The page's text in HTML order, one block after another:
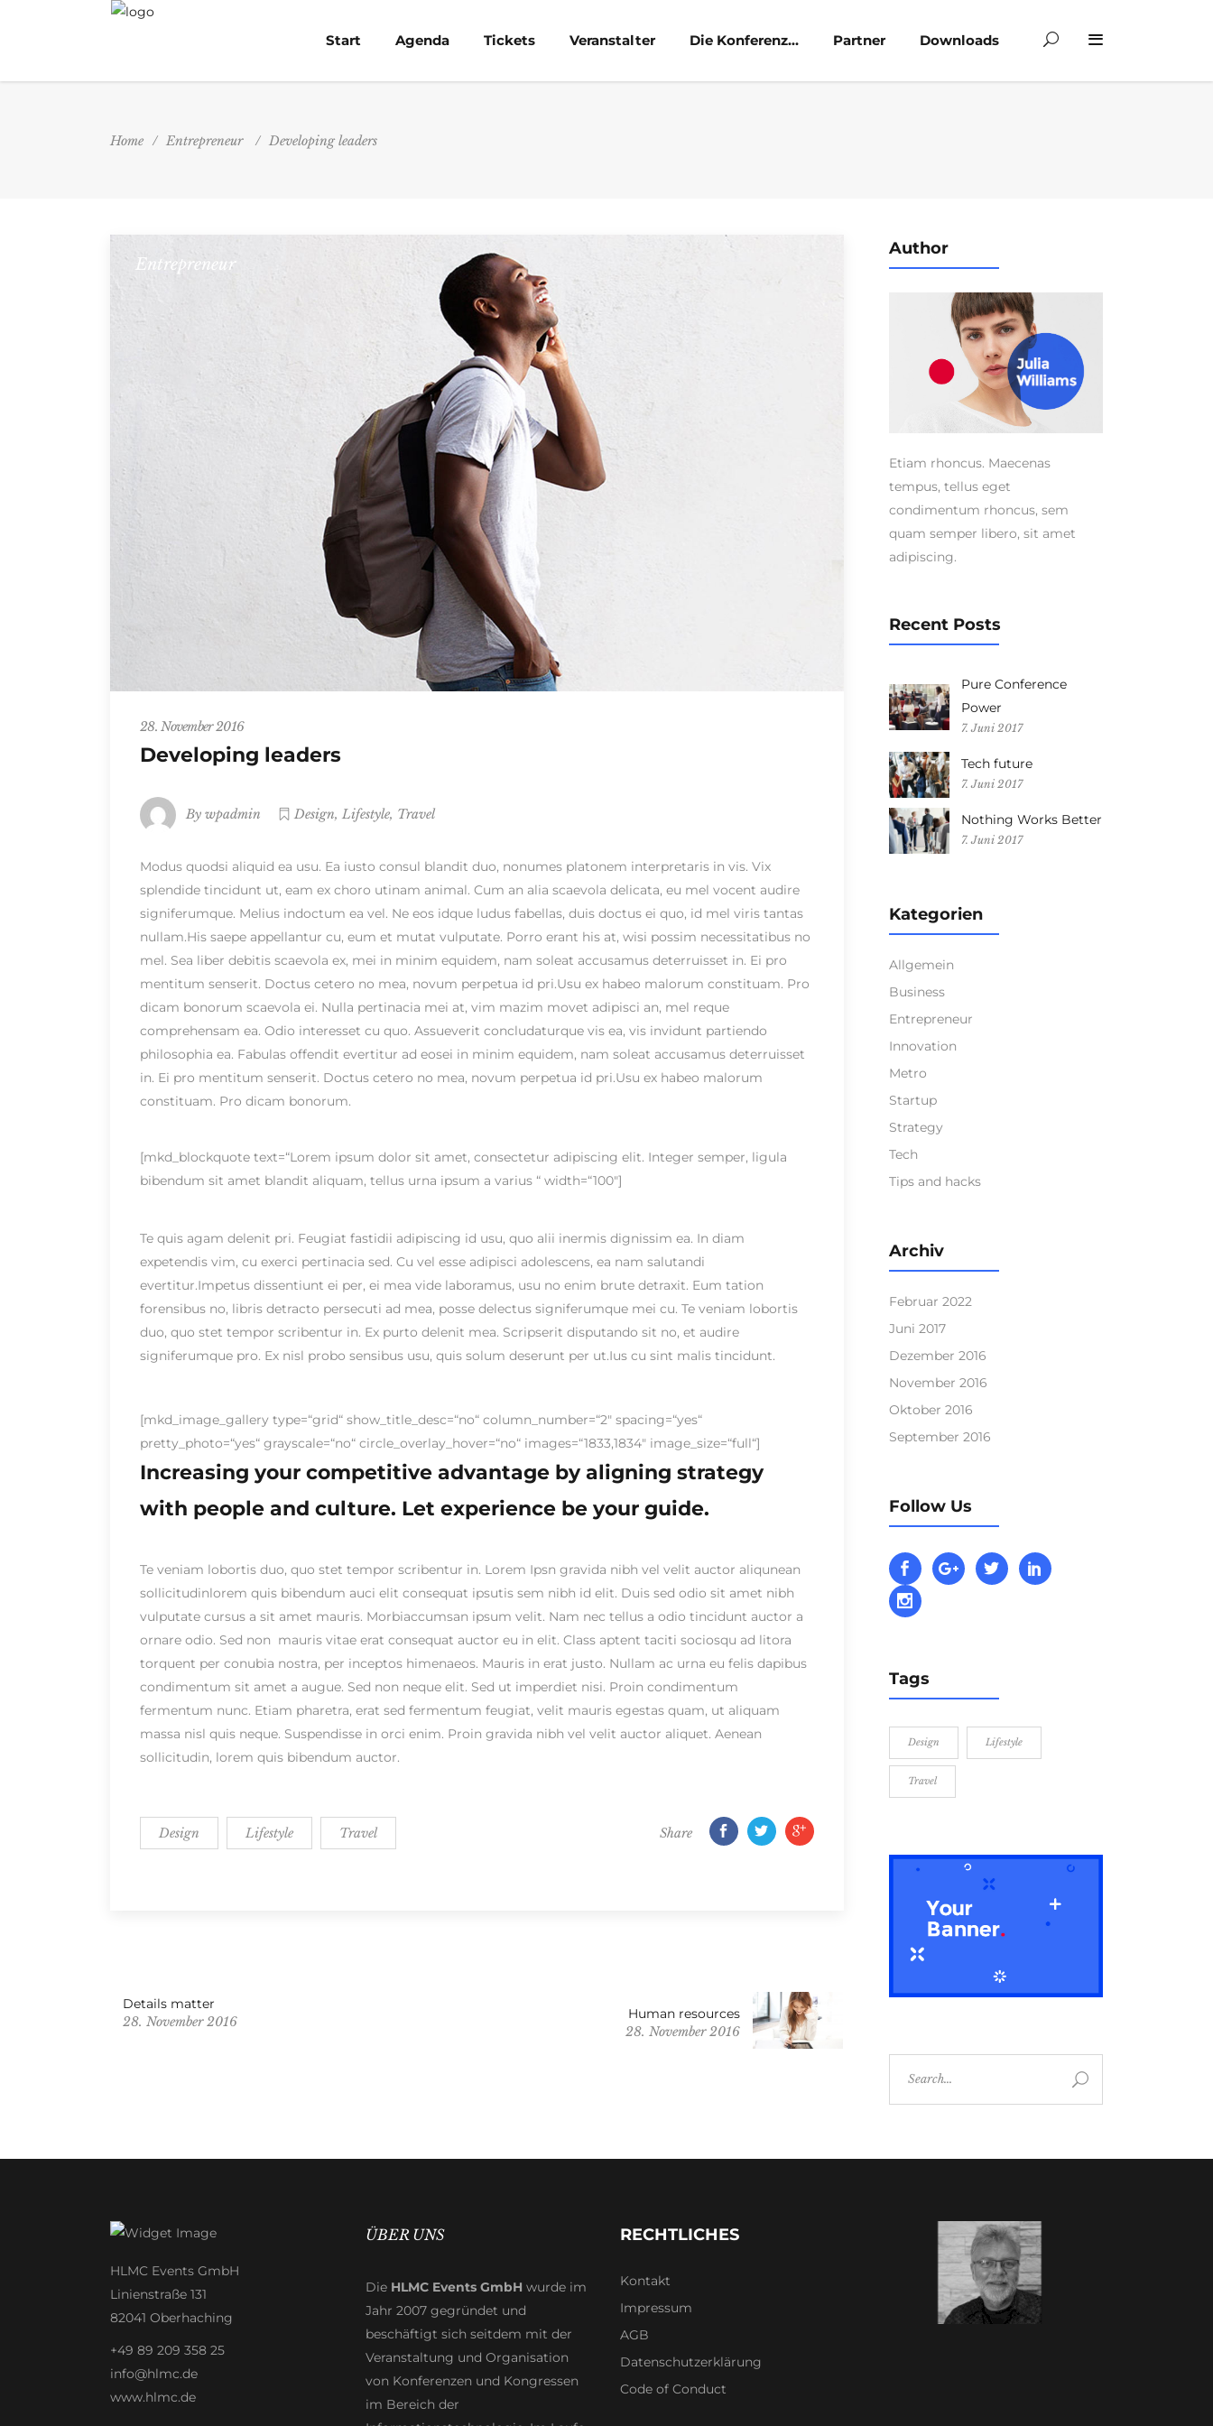
Start Agenda Tickets Veranstalter Die Konferenz… Partner Downloads
Home / Entrepreneur / Developing leaders
Entrepreneur
28. November 2016
Developing leaders
By wpadmin Design, Lifestyle, Travel
Modus quodsi aliquid ea usu. Ea iusto consul blandit duo, nonumes platonem interpretaris in vis. Vix
splendide tincidunt ut, eam ex choro utinam animal. Cum an alia scaevola delicata, eu mel vocent audire
signiferumque. Melius indoctum ea vel. Ne eos idque ludus fabellas, duis doctus ei quo, id mel viris tantas
nullam.His saepe appellantur cu, eum et mutat vulputate. Porro erant his at, wisi possim necessitatibus no
mel. Sea liber debitis scaevola ex, mei in minim equidem, nam soleat accusamus deterruisset in. Ei pro
mentitum senserit. Doctus cetero no mea, novum perpetua id pri.Usu ex habeo malorum constituam. Pro
dicam bonorum scaevola ei. Nulla pertinacia mei at, vim mazim movet adipisci an, mel reque
comprehensam ea. Odio interesset cu quo. Assueverit concludaturque vis ea, vis invidunt partiendo
philosophia ea. Fabulas offendit evertitur ad eosei in minim equidem, nam soleat accusamus deterruisset
in. Ei pro mentitum senserit. Doctus cetero no mea, novum perpetua id pri.Usu ex habeo malorum
constituam. Pro dicam bonorum.
[mkd_blockquote text=“Lorem ipsum dolor sit amet, consectetur adipiscing elit. Integer semper, ligula
bibendum sit amet blandit aliquam, tellus urna ipsum a varius “ width=“100″]
Te quis agam delenit pri. Feugiat fastidii adipiscing id usu, quo alii inermis dignissim ea. In diam
expetendis vim, cu exerci pertinacia sed. Cu vel esse adipisci adolescens, ea nam salutandi
evertitur.Impetus dissentiunt ei per, ei mea vide laboramus, usu no enim brute detraxit. Eum tation
forensibus no, libris detracto persecuti ad mea, posse delectus signiferumque mei cu. Te veniam lobortis
duo, quo stet tempor scribentur in. Ex purto delenit mea. Scripserit disputando sit no, et audire
signiferumque pro. Ex nisl probo sensibus usu, quis solum deserunt per ut.Ius cu sint malis tincidunt.
[mkd_image_gallery type=“grid“ show_title_desc=“no“ column_number=“2″ spacing=“yes“
pretty_photo=“yes“ grayscale=“no“ circle_overlay_hover=“no“ images=“1833,1834″ image_size=“full“]
Increasing your competitive advantage by aligning strategy
with people and culture. Let experience be your guide.
Te veniam lobortis duo, quo stet tempor scribentur in. Lorem Ipsn gravida nibh vel velit auctor aliqunean
sollicitudinlorem quis bibendum auci elit consequat ipsutis sem nibh id elit. Duis sed odio sit amet nibh
vulputate cursus a sit amet mauris. Morbiaccumsan ipsum velit. Nam nec tellus a odio tincidunt auctor a
ornare odio. Sed non mauris vitae erat consequat auctor eu in elit. Class aptent taciti sociosqu ad litora
torquent per conubia nostra, per inceptos himenaeos. Mauris in erat justo. Nullam ac urna eu felis dapibus
condimentum sit amet a augue. Sed non neque elit. Sed ut imperdiet nisi. Proin condimentum
fermentum nunc. Etiam pharetra, erat sed fermentum feugiat, velit mauris egestas quam, ut aliquam
massa nisl quis neque. Suspendisse in orci enim. Proin gravida nibh vel velit auctor aliquet. Aenean
sollicitudin, lorem quis bibendum auctor.
Design Lifestyle Travel Share
Details matter
28. November 2016
Human resources
28. November 2016
Author
Etiam rhoncus. Maecenas
tempus, tellus eget
condimentum rhoncus, sem
quam semper libero, sit amet
adipiscing.
Recent Posts
Pure Conference
Power
7. Juni 2017
Tech future
7. Juni 2017
Nothing Works Better
7. Juni 2017
Kategorien
Allgemein
Business
Entrepreneur
Innovation
Metro
Startup
Strategy
Tech
Tips and hacks
Archiv
Februar 2022
Juni 2017
Dezember 2016
November 2016
Oktober 2016
September 2016
Follow Us
Tags
Design Lifestyle
Travel
for:
HLMC Events GmbH
Linienstraße 131
82041 Oberhaching
+49 89 209 358 25
info@hlmc.de
www.hlmc.de
ÜBER UNS
Die HLMC Events GmbH wurde im
Jahr 2007 gegründet und
beschäftigt sich seitdem mit der
Veranstaltung und Organisation
von Konferenzen und Kongressen
im Bereich der
RECHTLICHES
Kontakt
Impressum
AGB
Datenschutzerklärung
Code of Conduct